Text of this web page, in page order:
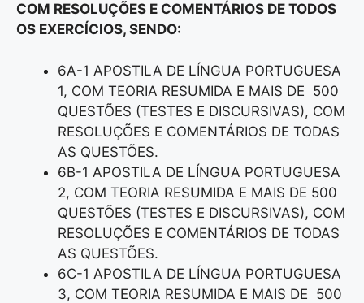
COM RESOLUÇÕES E COMENTÁRIOS DE TODOS
OS EXERCÍCIOS, SENDO:
6A-1 APOSTILA DE LÍNGUA PORTUGUESA
1, COM TEORIA RESUMIDA E MAIS DE 500
QUESTÕES (TESTES E DISCURSIVAS), COM
RESOLUÇÕES E COMENTÁRIOS DE TODAS
AS QUESTÕES.
6B-1 APOSTILA DE LÍNGUA PORTUGUESA
2, COM TEORIA RESUMIDA E MAIS DE 500
QUESTÕES (TESTES E DISCURSIVAS), COM
RESOLUÇÕES E COMENTÁRIOS DE TODAS
AS QUESTÕES.
6C-1 APOSTILA DE LÍNGUA PORTUGUESA
3, COM TEORIA RESUMIDA E MAIS DE 500